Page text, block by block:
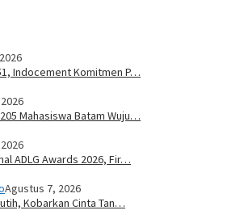
Indocement Komitmen P…
Mahasiswa Batam Wuju…
ADLG Awards 2026, Fir…
Agustus 7, 2026
Kobarkan Cinta Tan…